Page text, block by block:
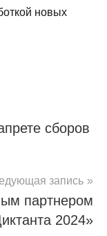
новых
сборов
запись
партнером
2024»